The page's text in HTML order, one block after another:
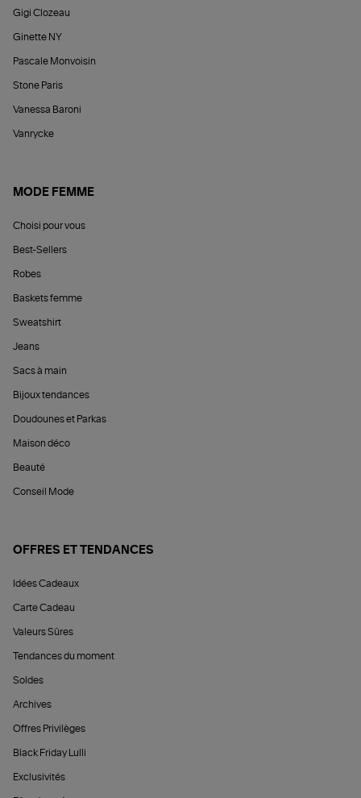
Gigi Clozeau
Ginette NY
Pascale Monvoisin
Stone Paris
Vanessa Baroni
Vanrycke
MODE FEMME
Choisi pour vous
Best-Sellers
Robes
Baskets femme
Sweatshirt
Jeans
Sacs à main
Bijoux tendances
Doudounes et Parkas
Maison déco
Beauté
Conseil Mode
OFFRES ET TENDANCES
Idées Cadeaux
Carte Cadeau
Valeurs Sûres
Tendances du moment
Soldes
Archives
Offres Privilèges
Black Friday Lulli
Exclusivités